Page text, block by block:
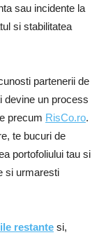
sau incidente la
si stabilitatea
partenerii de
devine un process
precum RisCo.ro.
te bucuri de
portofoliului tau si
si urmaresti
restante si,